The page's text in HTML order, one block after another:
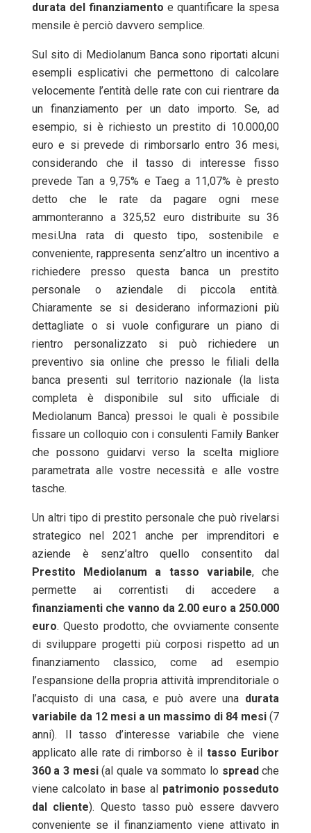
durata del finanziamento e quantificare la spesa
mensile è perciò davvero semplice.
Sul sito di Mediolanum Banca sono riportati alcuni
esempli esplicativi che permettono di calcolare
velocemente l’entità delle rate con cui rientrare da
un finanziamento per un dato importo. Se, ad
esempio, si è richiesto un prestito di 10.000,00
euro e si prevede di rimborsarlo entro 36 mesi,
considerando che il tasso di interesse fisso
prevede Tan a 9,75% e Taeg a 11,07% è presto
detto che le rate da pagare ogni mese
ammonteranno a 325,52 euro distribuite su 36
mesi.Una rata di questo tipo, sostenibile e
conveniente, rappresenta senz’altro un incentivo a
richiedere presso questa banca un prestito
personale o aziendale di piccola entità.
Chiaramente se si desiderano informazioni più
dettagliate o si vuole configurare un piano di
rientro personalizzato si può richiedere un
preventivo sia online che presso le filiali della
banca presenti sul territorio nazionale (la lista
completa è disponibile sul sito ufficiale di
Mediolanum Banca) pressoi le quali è possibile
fissare un colloquio con i consulenti Family Banker
che possono guidarvi verso la scelta migliore
parametrata alle vostre necessità e alle vostre
tasche.
Un altri tipo di prestito personale che può rivelarsi
strategico nel 2021 anche per imprenditori e
aziende è senz’altro quello consentito dal
Prestito Mediolanum a tasso variabile, che
permette ai correntisti di accedere a
finanziamenti che vanno da 2.00 euro a 250.000
euro. Questo prodotto, che ovviamente consente
di sviluppare progetti più corposi rispetto ad un
finanziamento classico, come ad esempio
l’espansione della propria attività imprenditoriale o
l’acquisto di una casa, e può avere una durata
variabile da 12 mesi a un massimo di 84 mesi(7
anni). Il tasso d’interesse variabile che viene
applicato alle rate di rimborso è il tasso Euribor
360 a 3 mesi(al quale va sommato lo spread che
viene calcolato in base al patrimonio posseduto
dal cliente). Questo tasso può essere davvero
conveniente se il finanziamento viene attivato in